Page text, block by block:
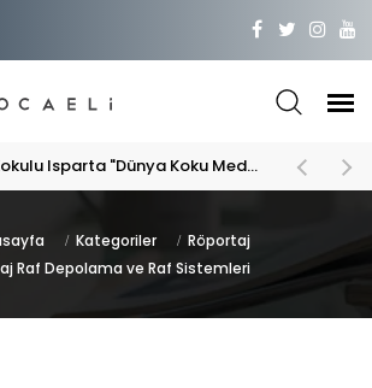
Kategoriler
Röportaj
Raf Depolama ve Raf Sistemleri